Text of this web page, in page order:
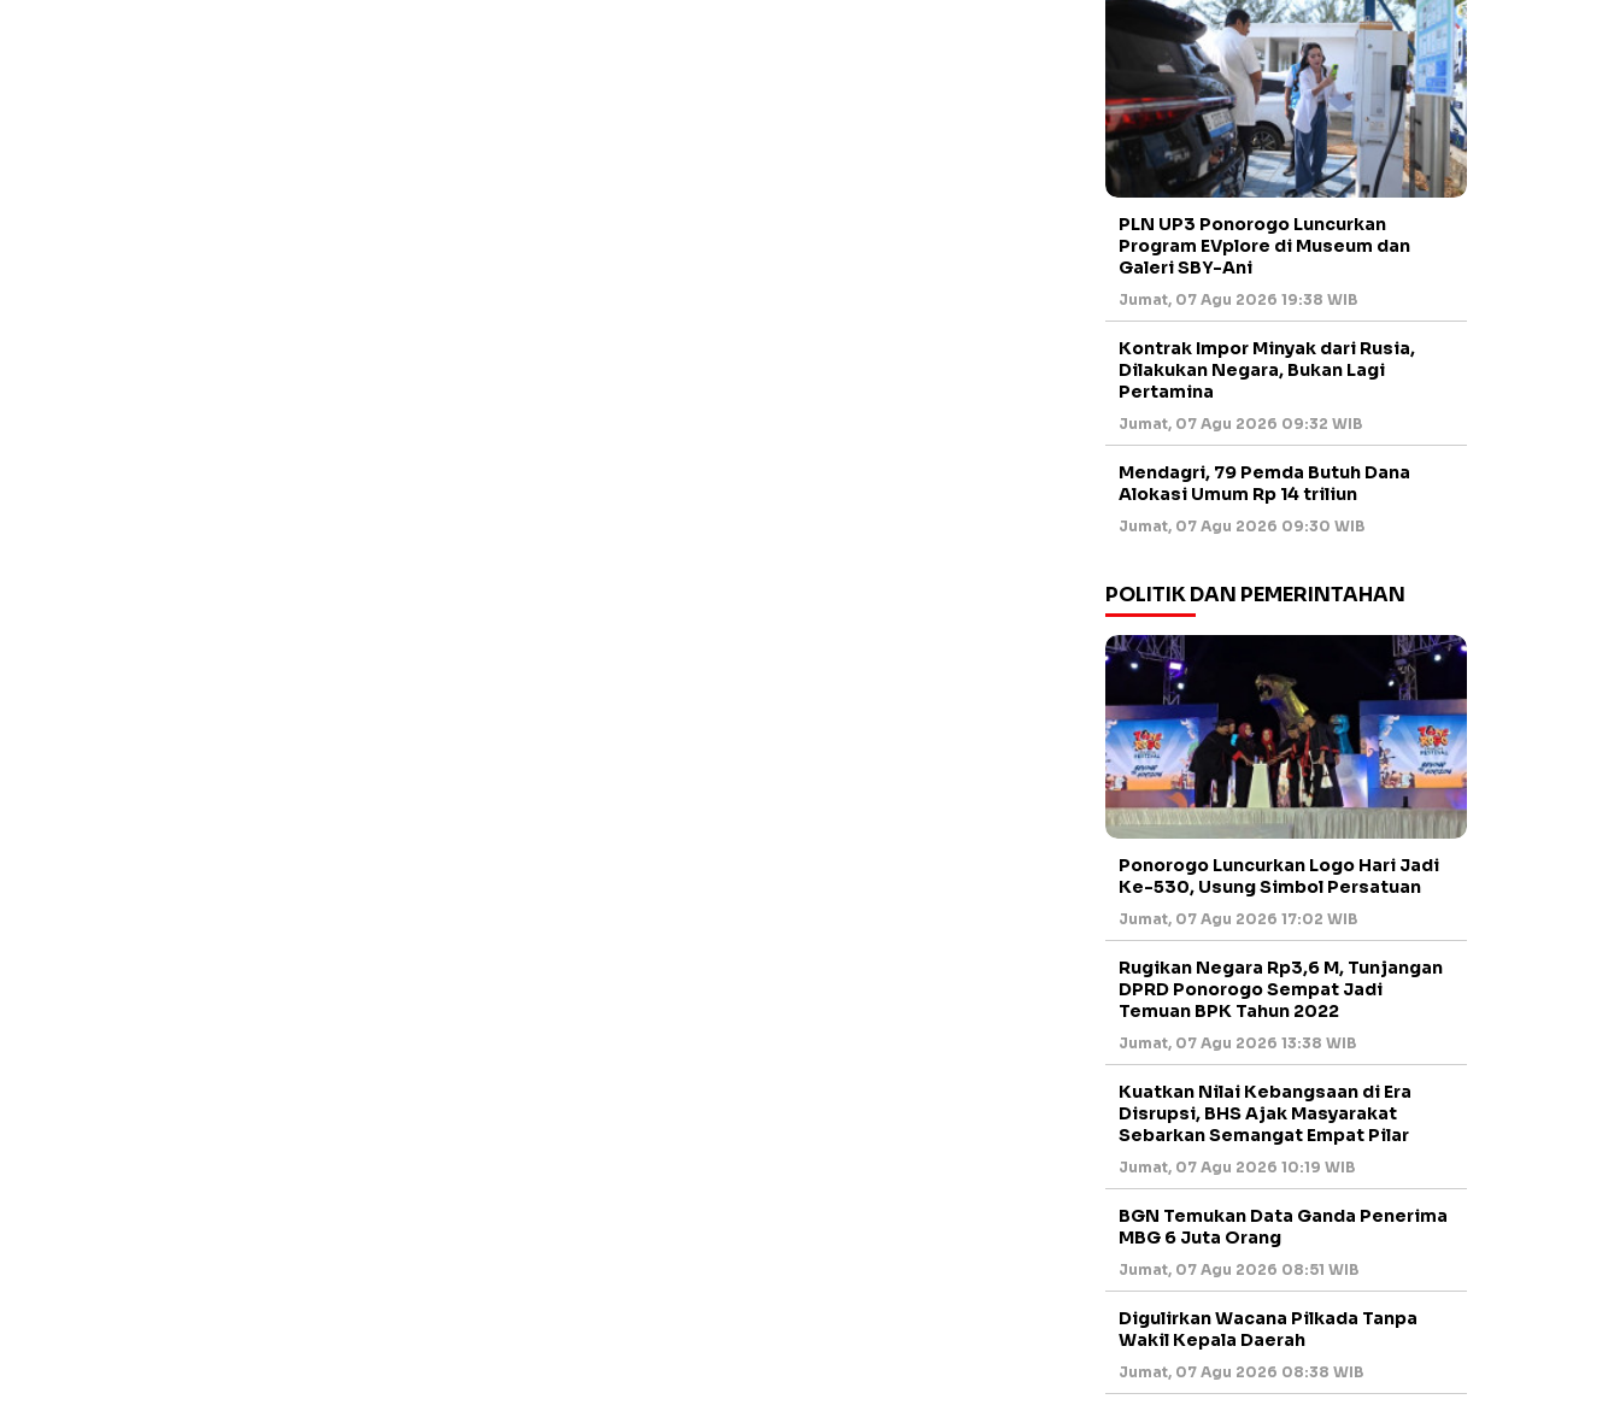
PLN UP3 Ponorogo Luncurkan
Program EVplore di Museum dan
Galeri SBY-Ani
Jumat, 07 Agu 2026 19:38 WIB
Kontrak Impor Minyak dari Rusia,
Dilakukan Negara, Bukan Lagi
Pertamina
Jumat, 07 Agu 2026 09:32 WIB
Mendagri, 79 Pemda Butuh Dana
Alokasi Umum Rp 14 triliun
Jumat, 07 Agu 2026 09:30 WIB
POLITIK DAN PEMERINTAHAN
Ponorogo Luncurkan Logo Hari Jadi
Ke-530, Usung Simbol Persatuan
Jumat, 07 Agu 2026 17:02 WIB
Rugikan Negara Rp3,6 M, Tunjangan
DPRD Ponorogo Sempat Jadi
Temuan BPK Tahun 2022
Jumat, 07 Agu 2026 13:38 WIB
Kuatkan Nilai Kebangsaan di Era
Disrupsi, BHS Ajak Masyarakat
Sebarkan Semangat Empat Pilar
Jumat, 07 Agu 2026 10:19 WIB
BGN Temukan Data Ganda Penerima
MBG 6 Juta Orang
Jumat, 07 Agu 2026 08:51 WIB
Digulirkan Wacana Pilkada Tanpa
Wakil Kepala Daerah
Jumat, 07 Agu 2026 08:38 WIB